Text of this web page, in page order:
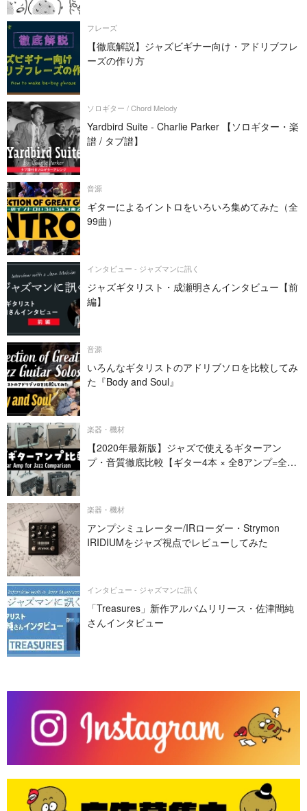
フレーズ
【徹底解説】ジャズビギナー向け・アドリブフレ
ーズの作り方
ソロギター / Chord Melody
Yardbird Suite - Charlie Parker 【ソロギター・楽
譜 / タブ譜】
音源
ギターによるイントロをいろいろ集めてみた（全
99曲）
インタビュー - ジャズマンに訊く
ジャズギタリスト・成瀬明さんインタビュー【前
編】
音源
いろんなギタリストのアドリブソロを比較してみ
た『Body and Soul』
楽器・機材
【2020年最新版】ジャズで使えるギターアン
プ・音質徹底比較【ギター4本 × 全8アンプ=全32
楽器・機材
アンプシミュレーター/IRローダー・Strymon
IRIDIUMをジャズ視点でレビューしてみた
インタビュー - ジャズマンに訊く
「Treasures」新作アルバムリリース・佐津間純
さんインタビュー